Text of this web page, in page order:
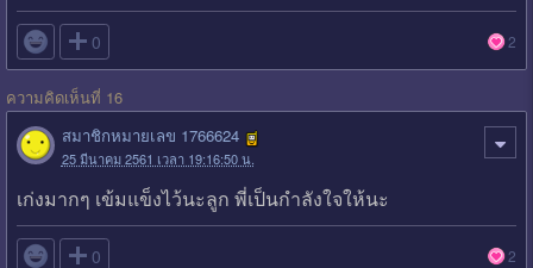
 0 2
ความคิดเห็นที่ 16
สมาชิกหมายเลข 1766624
25 มีนาคม 2561 เวลา 19:16:50 น.
เก่งมากๆ เข้มแข็งไว้นะลูก พี่เป็นกำลังใจให้นะ
 0 2